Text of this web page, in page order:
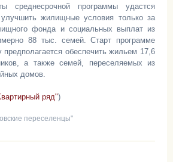
среднесрочной программы удастся
жилищные условия только за
фонда и социальных выплат из
88 тыс. семей. Старт программе
обеспечить жильем 17,6
а также семей, переселяемых из
домов.
ряд")
переселенцы"